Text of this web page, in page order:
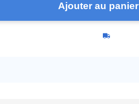
Ajouter au panier